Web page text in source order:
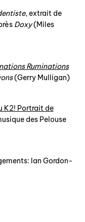
, extrait de
Doxy(Miles
Ruminations
(Gerry Mulligan)
K2! Portrait de
des Pelouse
Ian Gordon-